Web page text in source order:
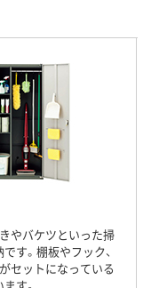
やバケツといった掃
す。棚板やフック、
セットになっている